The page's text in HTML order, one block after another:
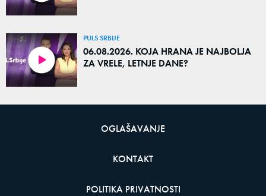
PULS SRBIJE
06.08.2026. KOJA HRANA JE NAJBOLJA
ZA VRELE, LETNJE DANE?
OGLAŠAVANJE
KONTAKT
POLITIKA PRIVATNOSTI